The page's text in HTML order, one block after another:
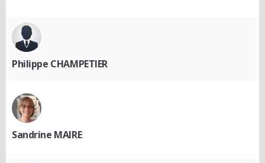
Philippe CHAMPETIER
Sandrine MAIRE